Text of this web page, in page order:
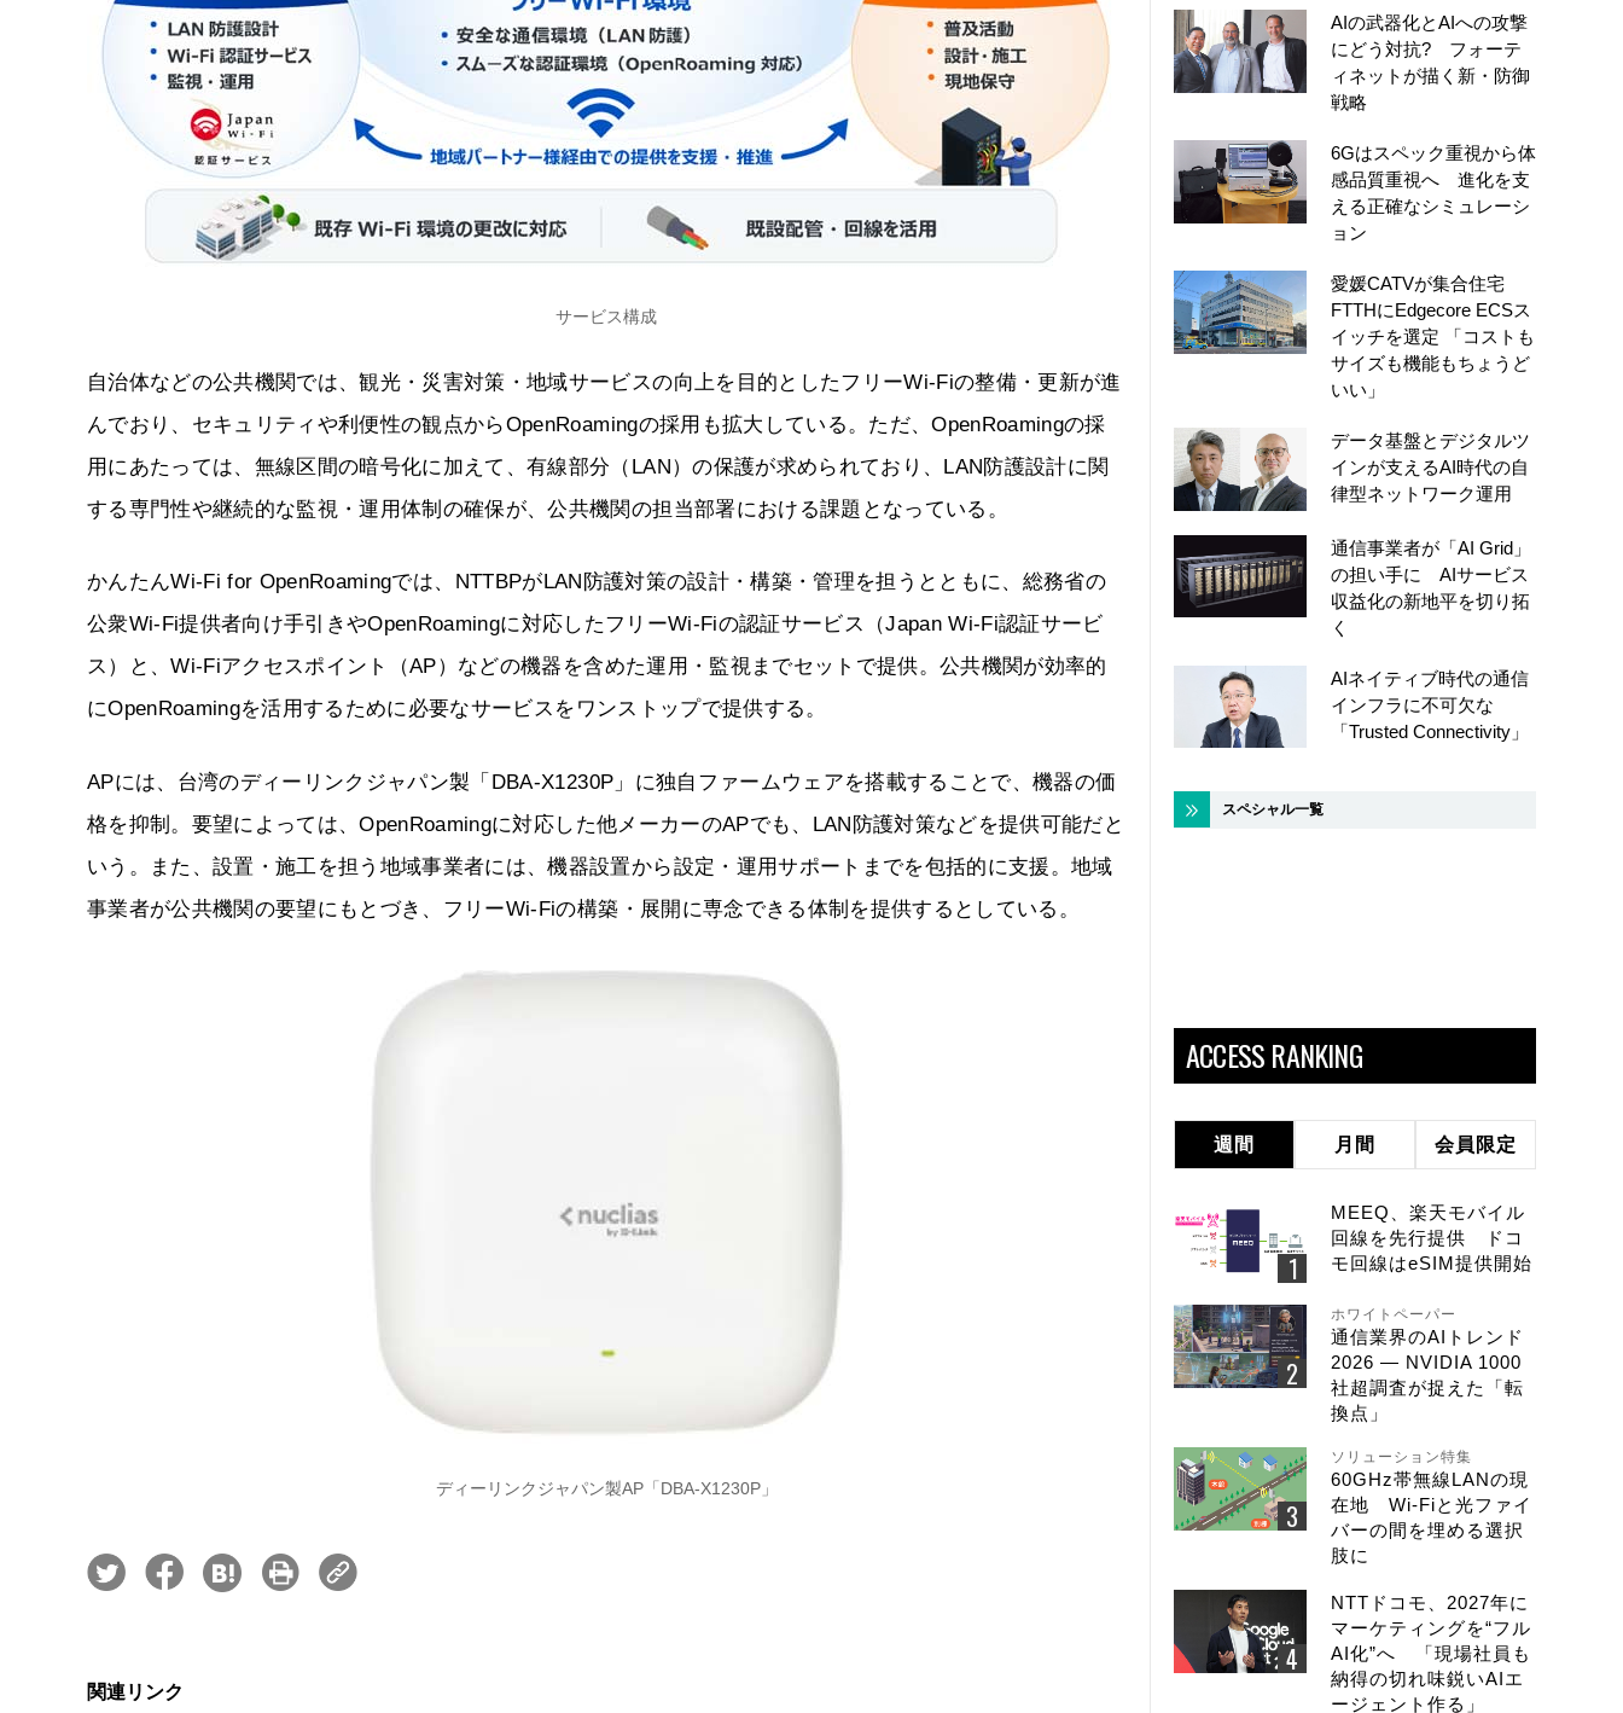
サービス構成
自治体などの公共機関では、観光・災害対策・地域サービスの向上を目的としたフリーWi-Fiの整備・更新が進
んでおり、セキュリティや利便性の観点からOpenRoamingの採用も拡大している。ただ、OpenRoamingの採
用にあたっては、無線区間の暗号化に加えて、有線部分（LAN）の保護が求められており、LAN防護設計に関
する専門性や継続的な監視・運用体制の確保が、公共機関の担当部署における課題となっている。
かんたんWi-Fi for OpenRoamingでは、NTTBPがLAN防護対策の設計・構築・管理を担うとともに、総務省の
公衆Wi-Fi提供者向け手引きやOpenRoamingに対応したフリーWi-Fiの認証サービス（Japan Wi-Fi認証サービ
ス）と、Wi-Fiアクセスポイント（AP）などの機器を含めた運用・監視までセットで提供。公共機関が効率的
にOpenRoamingを活用するために必要なサービスをワンストップで提供する。
APには、台湾のディーリンクジャパン製「DBA-X1230P」に独自ファームウェアを搭載することで、機器の価
格を抑制。要望によっては、OpenRoamingに対応した他メーカーのAPでも、LAN防護対策などを提供可能だと
いう。また、設置・施工を担う地域事業者には、機器設置から設定・運用サポートまでを包括的に支援。地域
事業者が公共機関の要望にもとづき、フリーWi-Fiの構築・展開に専念できる体制を提供するとしている。
ディーリンクジャパン製AP「DBA-X1230P」
関連リンク
AIの武器化とAIへの攻撃
にどう対抗? フォーテ
ィネットが描く新・防御
戦略
6Gはスペック重視から体
感品質重視へ 進化を支
える正確なシミュレーシ
ョン
愛媛CATVが集合住宅
FTTHにEdgecore ECSス
イッチを選定 「コストも
サイズも機能もちょうど
いい」
データ基盤とデジタルツ
インが支えるAI時代の自
律型ネットワーク運用
通信事業者が「AI Grid」
の担い手に AIサービス
収益化の新地平を切り拓
く
AIネイティブ時代の通信
インフラに不可欠な
「Trusted Connectivity」
スペシャル一覧
ACCESS RANKING
週間 月間 会員限定
MEEQ、楽天モバイル
回線を先行提供 ドコ
モ回線はeSIM提供開始
ホワイトペーパー
通信業界のAIトレンド
2026 ― NVIDIA 1000
社超調査が捉えた「転
換点」
ソリューション特集
60GHz帯無線LANの現
在地 Wi-Fiと光ファイ
バーの間を埋める選択
肢に
NTTドコモ、2027年に
マーケティングを“フル
AI化”へ 「現場社員も
納得の切れ味鋭いAIエ
ージェント作る」